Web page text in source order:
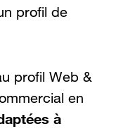
profil de
profil Web &
en
à